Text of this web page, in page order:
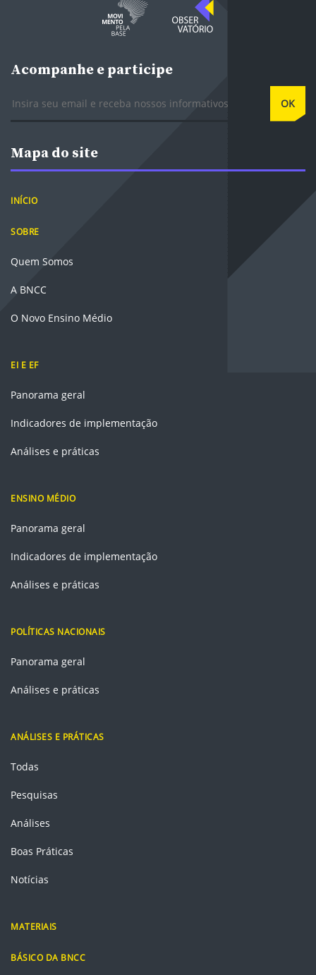
Acompanhe e participe
OK
Mapa do site
INÍCIO
SOBRE
Quem Somos
A BNCC
O Novo Ensino Médio
EI E EF
Panorama geral
Indicadores de implementação
Análises e práticas
ENSINO MÉDIO
Panorama geral
Indicadores de implementação
Análises e práticas
POLÍTICAS NACIONAIS
Panorama geral
Análises e práticas
ANÁLISES E PRÁTICAS
Todas
Pesquisas
Análises
Boas Práticas
Notícias
MATERIAIS
BÁSICO DA BNCC